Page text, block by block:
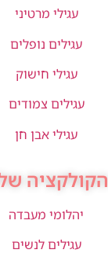
עגילי מרטיני
עגילים נופלים
עגילי חישוק
עגילים צמודים
עגילי אבן חן
הקולקציה
יהלומי מעבדה
עגילים לנשים